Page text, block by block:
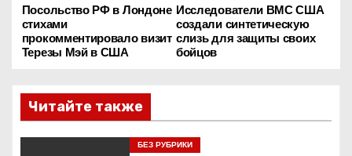
Н
а
и
Исследователи ВМС США
создали синтетическую
слизь для защиты своих
бойцов
Посольство РФ в Лондоне
стихами
прокомментировало визит
Терезы Мэй в США
Читайте также
БЕЗ РУБРИКИ